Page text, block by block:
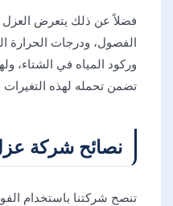
فضلاً عن ذلك يتعرض
الفصول، ودرجات الحرارة
وركود المياه في الشتاء،
تضمن تحمله لهذه التغيرات
نصائح شركة
تنصح شركتنا باستخدام